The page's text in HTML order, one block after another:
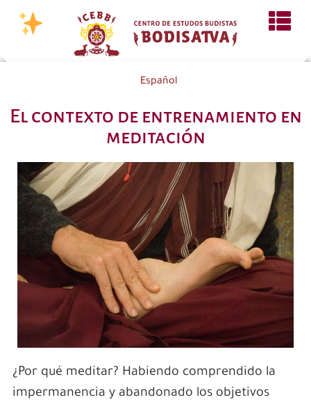
Español
El contexto de entrenamiento en
meditación
¿Por qué meditar? Habiendo comprendido la
impermanencia y abandonado los objetivos